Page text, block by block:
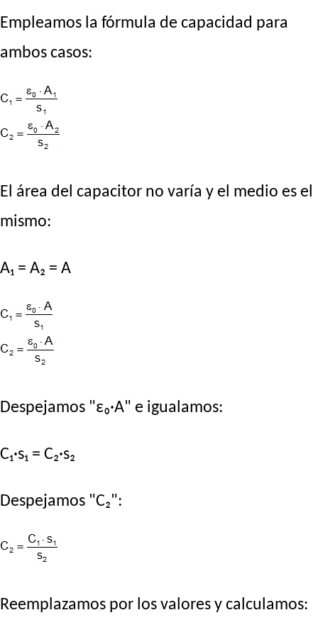
Empleamos la fórmula de capacidad para
ambos casos:
El área del capacitor no varía y el medio es el
mismo:
A₁ = A₂ = A
Despejamos "ε₀·A" e igualamos:
C₁·s₁ = C₂·s₂
Despejamos "C₂":
Reemplazamos por los valores y calculamos: